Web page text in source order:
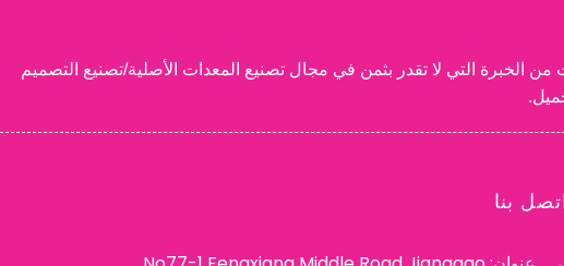
شيران لمستحضرات التجميل., المحدودة. هو اسم موثوق به في صناعة مستحضرات التجميل, التفاخر 15 سنوات من الخبرة التي لا تقدر بثمن في مجال تصنيع المعدات الأصلية/تصنيع التصميم
اتصل بنا